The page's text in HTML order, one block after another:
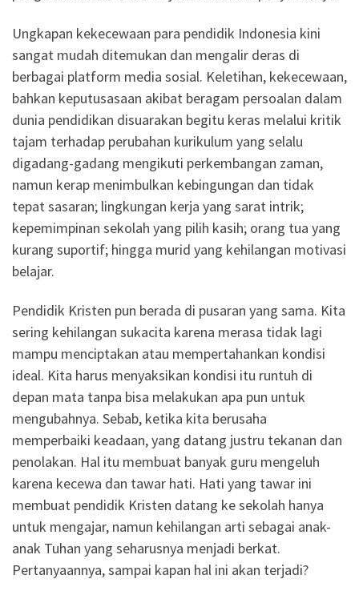
Ungkapan kekecewaan para pendidik Indonesia kini
sangat mudah ditemukan dan mengalir deras di
berbagai platform media sosial. Keletihan, kekecewaan,
bahkan keputusasaan akibat beragam persoalan dalam
dunia pendidikan disuarakan begitu keras melalui kritik
tajam terhadap perubahan kurikulum yang selalu
digadang-gadang mengikuti perkembangan zaman,
namun kerap menimbulkan kebingungan dan tidak
tepat sasaran; lingkungan kerja yang sarat intrik;
kepemimpinan sekolah yang pilih kasih; orang tua yang
kurang suportif; hingga murid yang kehilangan motivasi
belajar.
Pendidik Kristen pun berada di pusaran yang sama. Kita
sering kehilangan sukacita karena merasa tidak lagi
mampu menciptakan atau mempertahankan kondisi
ideal. Kita harus menyaksikan kondisi itu runtuh di
depan mata tanpa bisa melakukan apa pun untuk
mengubahnya. Sebab, ketika kita berusaha
memperbaiki keadaan, yang datang justru tekanan dan
penolakan. Hal itu membuat banyak guru mengeluh
karena kecewa dan tawar hati. Hati yang tawar ini
membuat pendidik Kristen datang ke sekolah hanya
untuk mengajar, namun kehilangan arti sebagai anak-
anak Tuhan yang seharusnya menjadi berkat.
Pertanyaannya, sampai kapan hal ini akan terjadi?